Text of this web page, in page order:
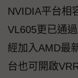
NVIDIA平台相
VL605更已通
經加入AMD最
台也可開啟